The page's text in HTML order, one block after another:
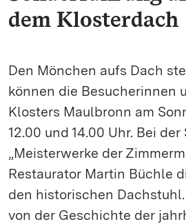
dem Klosterdach
Den Mönchen aufs Dach
können die Besucherinnen
Klosters Maulbronn am
12.00 und 14.00 Uhr. Bei
„Meisterwerke der
Restaurator Martin Büchle
den historischen
von der Geschichte der